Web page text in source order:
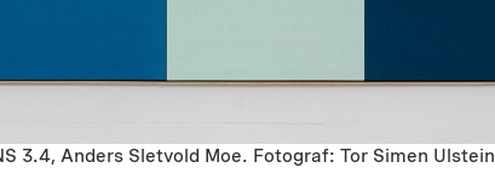
3.4, Anders Sletvold Moe. Fotograf: Tor Simen Ulstein